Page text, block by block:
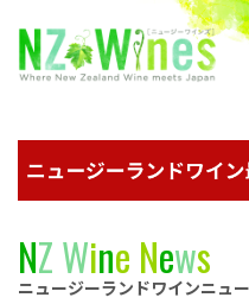
ニ
NZWine News
ニュージーランドワインニュ